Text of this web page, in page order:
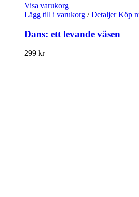
Visa varukorg
Lägg till i varukorg / Detaljer Köp
Dans: ett levande väsen
299 kr